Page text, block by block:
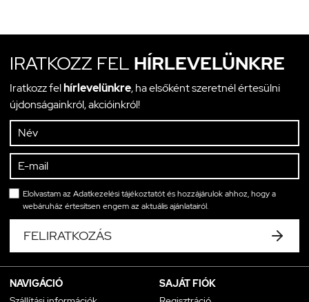
IRATKOZZ FEL HÍRLEVELÜNKRE
Iratkozz felhírlevelünkre, ha elsőként szeretnél értesülni
újdonságainkról, akcióinkról!
Elolvastam az Adatkezelési tájékoztatótés hozzájárulok ahhoz, hogy a
webáruház értesítsen engem az aktuális ajánlatairól.
FELIRATKOZÁS
NAVIGÁCIÓ
SAJÁT FIÓK